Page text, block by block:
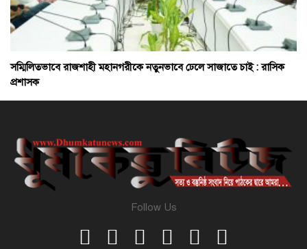
সম্মিলিতভাবে রাজশাহী মহানগরীকে নতুনভাবে ঢেলে সাজাতে চাই : রাসিক
প্রশাসক
Follow Us